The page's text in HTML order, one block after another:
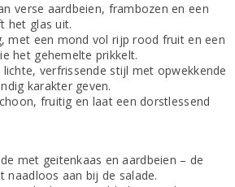
verse aardbeien, frambozen en een
het glas uit.
met een mond vol rijp rood fruit en een
het gehemelte prikkelt.
lichte, verfrissende stijl met opwekkende
karakter geven.
fruitig en laat een dorstlessend
met geitenkaas en aardbeien – de
naadloos aan bij de salade.